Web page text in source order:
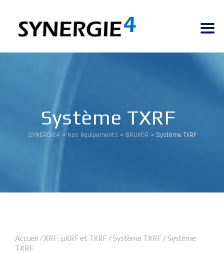
Système TXRF
SYNERGIE4 > Nos équipements > BRUKER > Système TXRF
Accueil /XRF, µXRF et TXRF / Système TXRF / Système
TXRF